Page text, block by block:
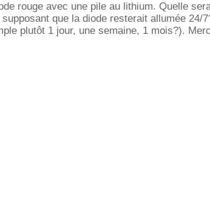
rouge avec une pile au lithium. Quelle
que la diode resterait allumée 24/
plutôt 1 jour, une semaine, 1 mois?).